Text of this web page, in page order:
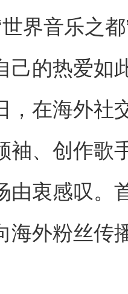
界音乐之都
己的热爱如
，在海外社
袖、创作歌
由衷感叹。
海外粉丝传